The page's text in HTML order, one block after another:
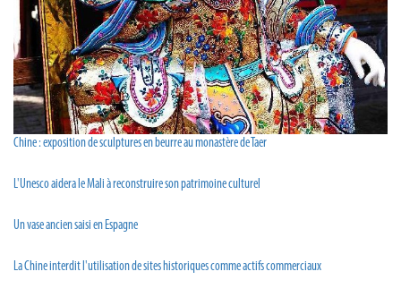
Chine : exposition de sculptures en beurre au monastère de Taer
L'Unesco aidera le Mali à reconstruire son patrimoine culturel
Un vase ancien saisi en Espagne
La Chine interdit l'utilisation de sites historiques comme actifs commerciaux